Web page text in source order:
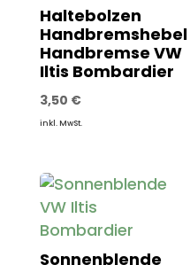
Haltebolzen
Handbremshebel
Handbremse VW
Iltis Bombardier
3,50 €
inkl. MwSt.
Sonnenblende